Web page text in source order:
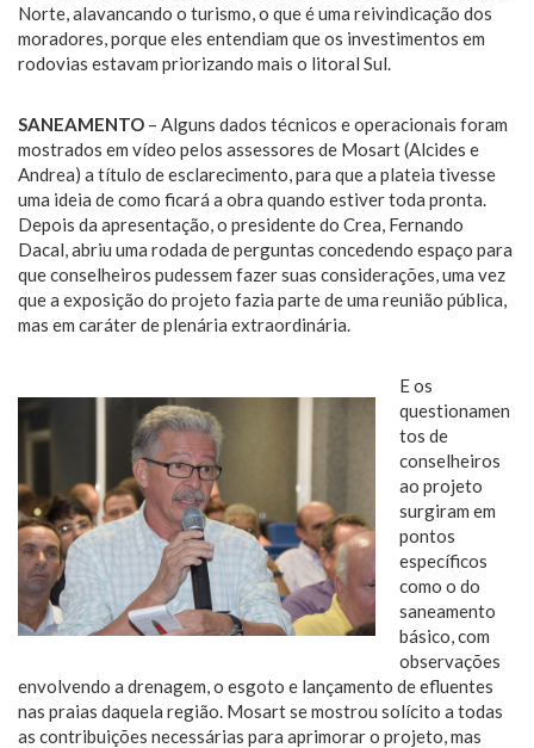
Norte, alavancando o turismo, o que é uma reivindicação dos
moradores, porque eles entendiam que os investimentos em
rodovias estavam priorizando mais o litoral Sul.
SANEAMENTO – Alguns dados técnicos e operacionais foram
mostrados em vídeo pelos assessores de Mosart (Alcides e
Andrea) a título de esclarecimento, para que a plateia tivesse
uma ideia de como ficará a obra quando estiver toda pronta.
Depois da apresentação, o presidente do Crea, Fernando
Dacal, abriu uma rodada de perguntas concedendo espaço para
que conselheiros pudessem fazer suas considerações, uma vez
que a exposição do projeto fazia parte de uma reunião pública,
mas em caráter de plenária extraordinária.
E os
questionamen
tos de
conselheiros
ao projeto
surgiram em
pontos
específicos
como o do
saneamento
básico, com
observações
envolvendo a drenagem, o esgoto e lançamento de efluentes
nas praias daquela região. Mosart se mostrou solícito a todas
as contribuições necessárias para aprimorar o projeto, mas